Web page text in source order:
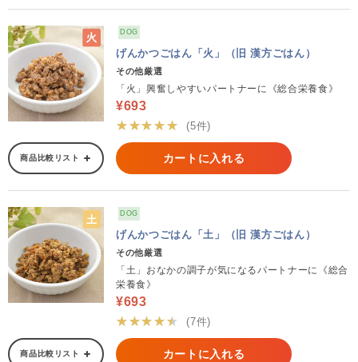
DOG
げんかつごはん「火」（旧 漢方ごはん）
その他厳選
「火」興奮しやすいパートナーに《総合栄養食》
¥693
★★★★★
(5件)
商品比較リスト カートに入れる
DOG
げんかつごはん「土」（旧 漢方ごはん）
その他厳選
「土」おなかの調子が気になるパートナーに《総合
栄養食》
¥693
★★★★★
(7件)
商品比較リスト カートに入れる